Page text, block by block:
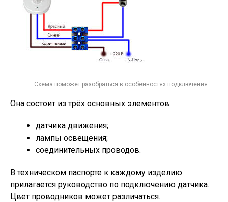
Схема поможет разобраться в особенностях подключения
Она состоит из трёх основных элементов:
датчика движения;
лампы освещения;
соединительных проводов.
В техническом паспорте к каждому изделию
прилагается руководство по подключению датчика.
Цвет проводников может различаться.